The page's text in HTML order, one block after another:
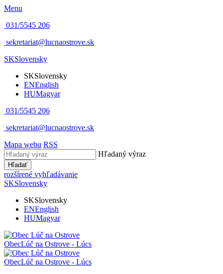
Menu
031/5545 206
sekretariat@lucnaostrove.sk
SKSlovensky
SKSlovensky
ENEnglish
HUMagyar
031/5545 206
sekretariat@lucnaostrove.sk
Mapa webu RSS
Hľadaný výraz
Hľadať
rozšírené vyhľadávanie
SKSlovensky
SKSlovensky
ENEnglish
HUMagyar
ObecLúč na Ostrove - Lúcs
ObecLúč na Ostrove - Lúcs